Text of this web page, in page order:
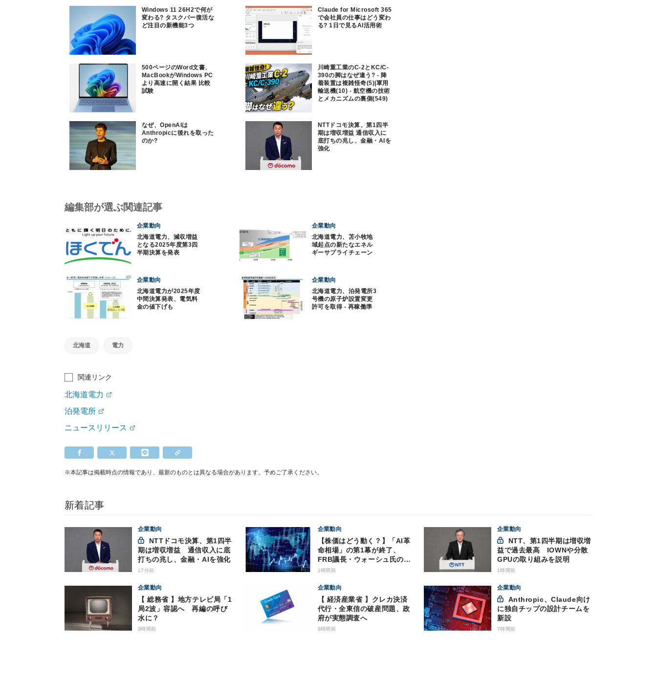
Windows 11 26H2で何が
変わる? タスクバー復活な
ど注目の新機能3つ
Claude for Microsoft 365
で会社員の仕事はどう変わ
る? 1日で見るAI活用術
500ページのWord文書、
MacBookがWindows PC
より高速に開く結果 比較
試験
川崎重工業のC-2とKC/C-
390の脚はなぜ違う? - 降
着装置は複雑怪奇(5)|軍用
輸送機(10) - 航空機の技術
とメカニズムの裏側(549)
なぜ、OpenAIは
Anthropicに後れを取った
のか?
NTTドコモ決算、第1四半
期は増収増益 通信収入に
底打ちの兆し、金融・AIを
強化
編集部が選ぶ関連記事
企業動向
北海道電力、減収増益
となる2025年度第3四
半期決算を発表
企業動向
北海道電力、苫小牧地
域起点の新たなエネル
ギーサプライチェーン
企業動向
北海道電力が2025年度
中間決算発表、電気料
金の値下げも
企業動向
北海道電力、泊発電所3
号機の原子炉設置変更
許可を取得 - 再稼働準
北海道 電力
関連リンク
北海道電力
泊発電所
ニュースリリース
※本記事は掲載時点の情報であり、最新のものとは異なる場合があります。予めご了承ください。
新着記事
企業動向
期は増収増益 通信収入に底
打ちの兆し、金融・AIを強化
17分前
企業動向
【株価はどう動く？】「AI革
命相場」の第1幕が終了、
FRB議長・ウォーシュ氏の動
向にも注意
1時間前
企業動向
益で過去最高 IOWNや分散
GPUの取り組みを説明
1時間前
企業動向
【 総務省 】地方テレビ局「1
局2波」容認へ 再編の呼び
水に？
3時間前
企業動向
【 経済産業省 】クレカ決済
代行・全東信の破産問題、政
府が実態調査へ
6時間前
企業動向
に独自チップの設計チームを
新設
7時間前